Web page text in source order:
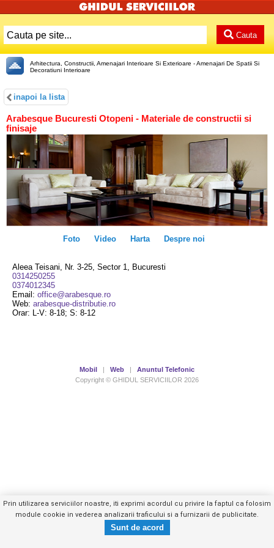
Cauta
Arhitectura, Constructii, Amenajari Interioare Si Exterioare - Amenajari De Spatii Si
Decoratiuni Interioare
inapoi la lista
Arabesque Bucuresti Otopeni - Materiale de constructii si
finisaje
Foto Video Harta Despre noi
Aleea Teisani, Nr. 3-25, Sector 1, Bucuresti
0314250255
0374012345
Email: office@arabesque.ro
Web: arabesque-distributie.ro
Orar: L-V: 8-18; S: 8-12
Trimite mesaj privat
Mobil | Web | Anuntul Telefonic
Copyright © GHIDUL SERVICIILOR 2026
Prin utilizarea serviciilor noastre, iti exprimi acordul cu privire la faptul ca folosim
module cookie in vederea analizarii traficului si a furnizarii de publicitate.